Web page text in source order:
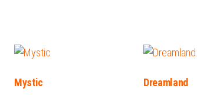
Mystic Dreamland